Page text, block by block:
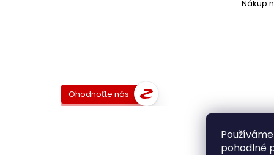
pohodlné
Nákup
Ohodnoťte nás